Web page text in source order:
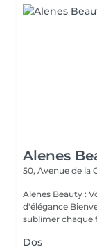
Alenes
50, Avenue de la
Alenes Beauty :
d'élégance Bienvenue chez Alenes Beauty, un lieu pensé pour
sublimer chaque
Dos